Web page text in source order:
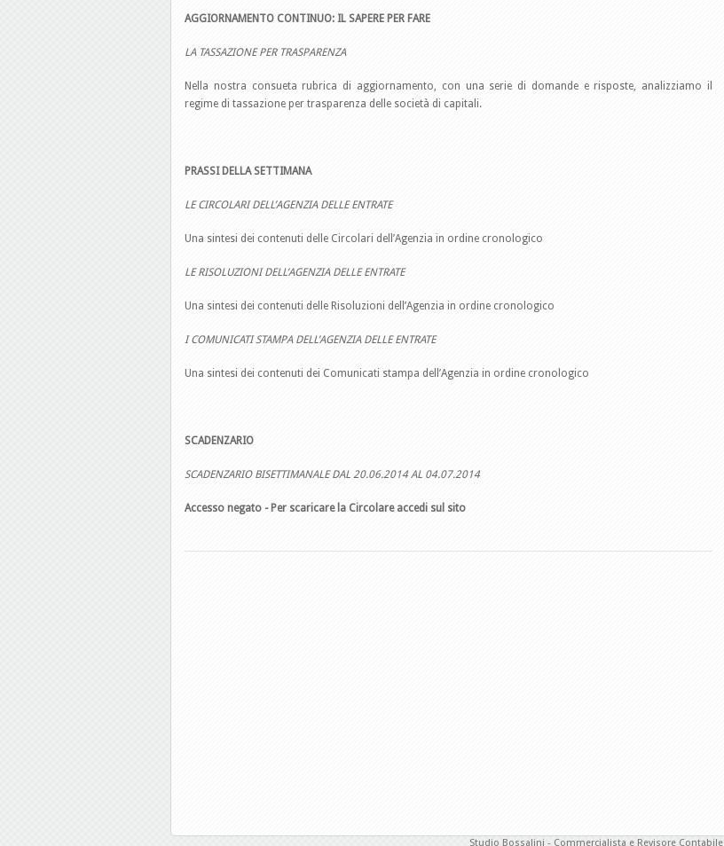
AGGIORNAMENTO CONTINUO: IL SAPERE PER FARE
LA TASSAZIONE PER TRASPARENZA
Nella nostra consueta rubrica di aggiornamento, con una serie di domande e risposte, analizziamo il
regime di tassazione per trasparenza delle società di capitali.
PRASSI DELLA SETTIMANA
LE CIRCOLARI DELL’AGENZIA DELLE ENTRATE
Una sintesi dei contenuti delle Circolari dell’Agenzia in ordine cronologico
LE RISOLUZIONI DELL’AGENZIA DELLE ENTRATE
Una sintesi dei contenuti delle Risoluzioni dell’Agenzia in ordine cronologico
I COMUNICATI STAMPA DELL’AGENZIA DELLE ENTRATE
Una sintesi dei contenuti dei Comunicati stampa dell’Agenzia in ordine cronologico
SCADENZARIO
SCADENZARIO BISETTIMANALE DAL 20.06.2014 AL 04.07.2014
Accesso negato - Per scaricare la Circolare accedi sul sito
Studio Bossalini - Commercialista e Revisore Contabile